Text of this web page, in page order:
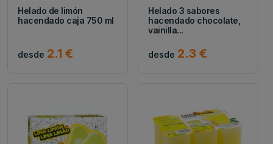
Helado de limón
hacendado caja 750 ml
desde 2.1 €
Helado 3 sabores
hacendado chocolate,
vainilla...
desde 2.3 €